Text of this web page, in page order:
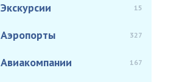
Экскурсии 15
Аэропорты 327
Авиакомпании 167